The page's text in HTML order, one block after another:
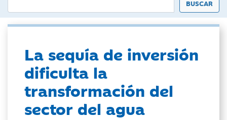
La sequía de inversión
dificulta la
transformación del
sector del agua